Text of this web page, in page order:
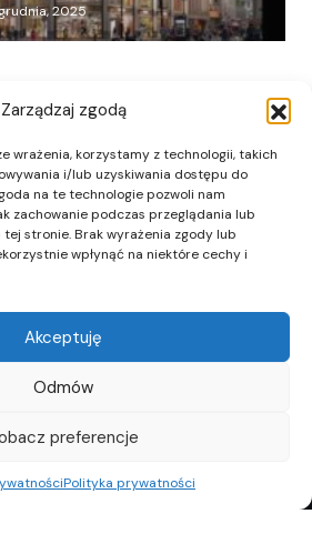
Zarządzaj zgodą
wrażenia, korzystamy z technologii, takich
i/lub uzyskiwania dostępu do
na te technologie pozwoli nam
zachowanie podczas przeglądania lub
stronie. Brak wyrażenia zgody lub
wpłynąć na niektóre cechy i
Akceptuję
Odmów
preferencje
Polityka prywatności
grudnia, 2025